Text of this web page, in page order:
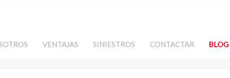
VENTAJAS SINIESTROS CONTACTAR BLOG